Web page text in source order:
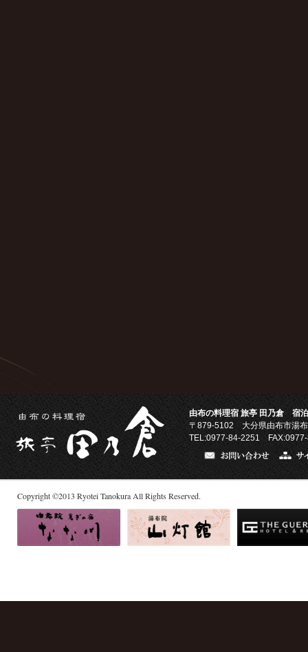
由布の料理宿 旅亭 田乃倉 宿
〒879-5102 大分県由布市湯
TEL:0977-84-2251
Copyright©2013 Ryotei Tanokura All Rights Reserved.